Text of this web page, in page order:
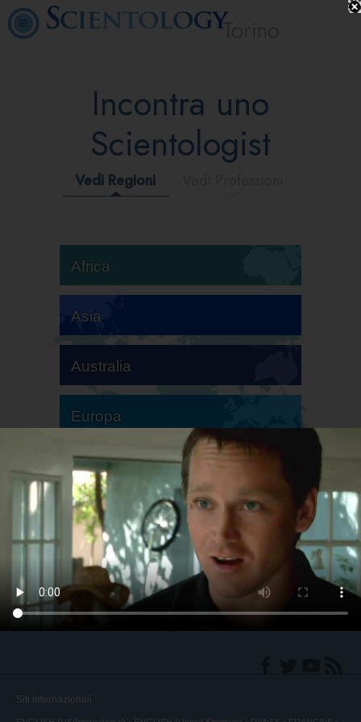
Torino
Incontra uno
Scientologist
Vedi Regioni
Africa
Asia
Australia
Europa
America del Sud
America del Nord
Siti internazionali